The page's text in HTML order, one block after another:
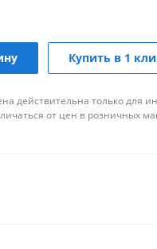
Мало
Купить в 1
действительна только для
от цен в розничных